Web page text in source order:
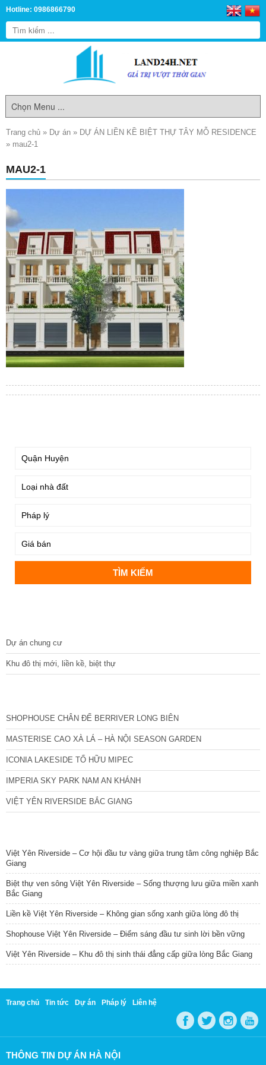
Hotline: 0986866790
Trang chủ » Dự án » DỰ ÁN LIỀN KỀ BIỆT THỰ TÂY MỖ RESIDENCE
» mau2-1
MAU2-1
Dự án chung cư
Khu đô thị mới, liền kề, biệt thự
SHOPHOUSE CHÂN ĐẾ BERRIVER LONG BIÊN
MASTERISE CAO XÀ LÁ – HÀ NỘI SEASON GARDEN
ICONIA LAKESIDE TỐ HỮU MIPEC
IMPERIA SKY PARK NAM AN KHÁNH
VIỆT YÊN RIVERSIDE BẮC GIANG
Việt Yên Riverside – Cơ hội đầu tư vàng giữa trung tâm công nghiệp Bắc
Giang
Biệt thự ven sông Việt Yên Riverside – Sống thượng lưu giữa miền xanh
Bắc Giang
Liền kề Việt Yên Riverside – Không gian sống xanh giữa lòng đô thị
Shophouse Việt Yên Riverside – Điểm sáng đầu tư sinh lời bền vững
Việt Yên Riverside – Khu đô thị sinh thái đẳng cấp giữa lòng Bắc Giang
Trang chủ Tin tức Dự án Pháp lý Liên hệ
THÔNG TIN DỰ ÁN HÀ NỘI